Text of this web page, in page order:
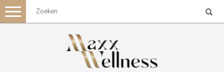
Toggle
navigation